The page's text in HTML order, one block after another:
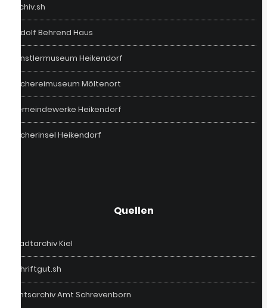
Archiv.sh
Rudolf Behrend Haus
Künstlermuseum Heikendorf
Fischereimuseum Möltenort
Gemeindewerke Heikendorf
Bücherinsel Heikendorf
Quellen
Stadtarchiv Kiel
Schriftgut.sh
Amtsarchiv Amt Schrevenborn